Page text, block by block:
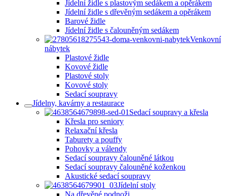
Jídelní židle s plastovým sedákem a opěrákem
Jídelní židle s dřevěným sedákem a opěrákem
Barové židle
Jídelní židle s čalouněným sedákem
Venkovní
nábytek
Plastové židle
Kovové židle
Plastové stoly
Kovové stoly
Sedací soupravy
Jídelny, kavárny a restaurace
Sedací soupravy a křesla
Křesla pro seniory
Relaxační křesla
Taburety a pouffy
Pohovky a válendy
Sedací soupravy čalouněné látkou
Sedací soupravy čalouněné koženkou
Akustické sedací soupravy
Jídelní stoly
Na dřevěné podnoži